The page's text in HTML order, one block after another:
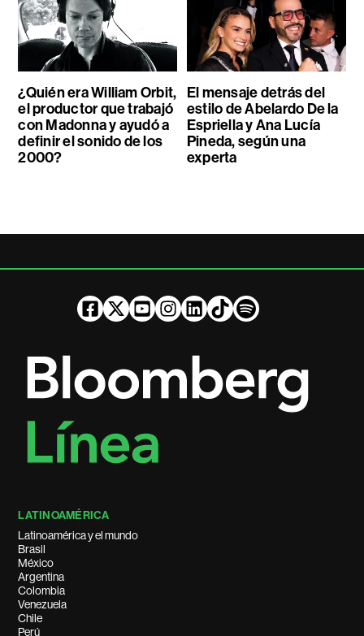
¿Quién era William Orbit,
el productor que trabajó
con Madonna y ayudó a
definir el sonido de los
2000?
El mensaje detrás del
estilo de Abelardo De la
Espriella y Ana Lucía
Pineda, según una
experta
LATINOAMÉRICA
Latinoamérica y el mundo
Brasil
México
Argentina
Colombia
Venezuela
Chile
Perú